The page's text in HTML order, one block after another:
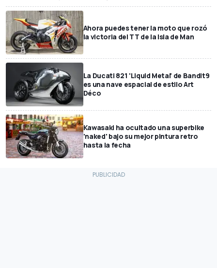
Ahora puedes tener la moto que rozó
la victoria del TT de la Isla de Man
La Ducati 821 'Liquid Metal' de Bandit9
es una nave espacial de estilo Art
Déco
Kawasaki ha ocultado una superbike
'naked' bajo su mejor pintura retro
hasta la fecha